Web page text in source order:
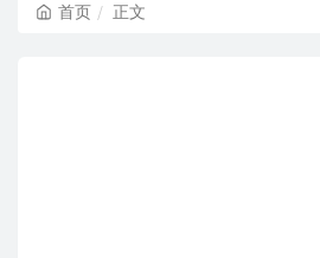
首页 正文